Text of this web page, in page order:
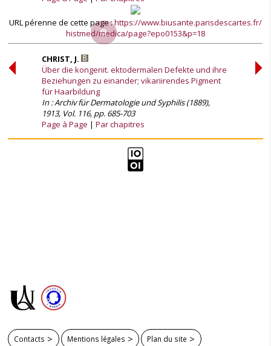
URL pérenne de cette page :https://www.biusante.parisdescartes.fr/
histmed/medica/page?epo0153&p=18
CHRIST, J.
Über die kongenit. ektodermalen Defekte und ihre
Beziehungen zu einander; vikariirendes Pigment
für Haarbildung
In : Archiv für Dermatologie und Syphilis (1889),
1913, Vol. 116, pp. 685-703
Page à Page
Par chapitres
Contacts Mentions légales Plan du site